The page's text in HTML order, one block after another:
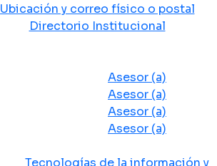
Ubicación y correo físico o postal
Directorio Institucional
Asesor (a)
Asesor (a)
Asesor (a)
Asesor (a)
Tecnologías de la información y